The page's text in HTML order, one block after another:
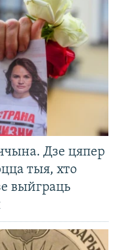
Дзе цяпер
тыя, хто
выйграць